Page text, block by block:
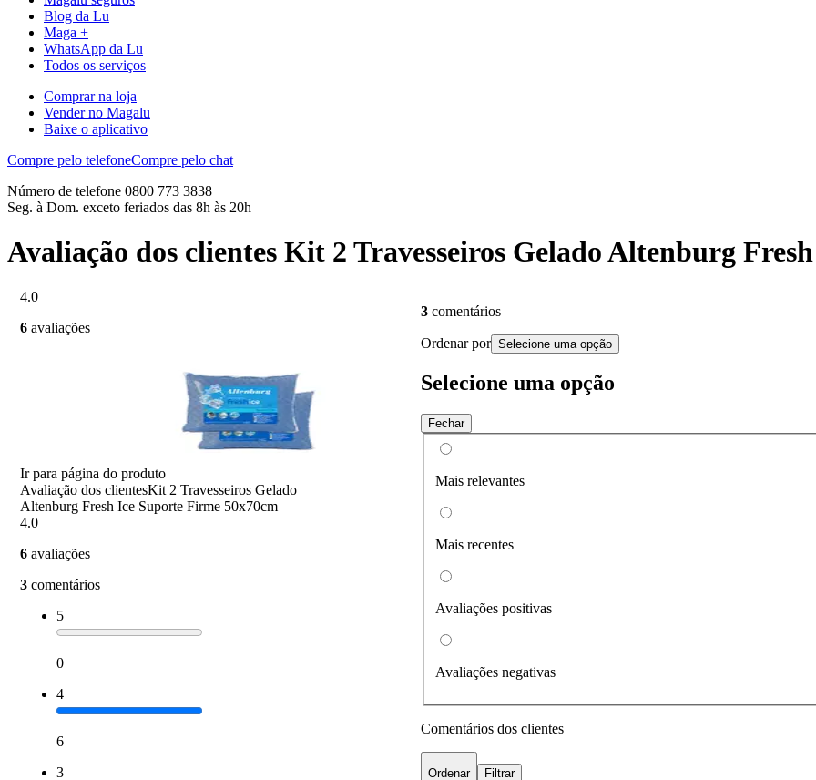
Blog da Lu
Maga +
WhatsApp da Lu
Todos os serviços
Comprar na loja
Vender no Magalu
Baixe o aplicativo
Compre pelo telefoneCompre pelo chat
Número de telefone 0800 773 3838
Seg. à Dom. exceto feriados das 8h às 20h
Avaliação dos clientes Kit 2 Travesseiros Gelado Altenburg
4.0
6 avaliações
Ir para página do produto
Avaliação dos clientesKit 2 Travesseiros Gelado
Altenburg Fresh Ice Suporte Firme 50x70cm
4.0
6 avaliações
3 comentários
5
0
4
6
3
3 comentários
Ordenar por Selecione uma opção
Selecione uma opção
Fechar
Mais relevantes
Mais recentes
Avaliações positivas
Avaliações negativas
Comentários dos clientes
Ordenar Filtrar